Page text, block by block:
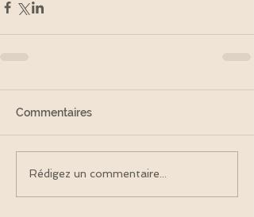
Commentaires
Rédigez un commentaire...